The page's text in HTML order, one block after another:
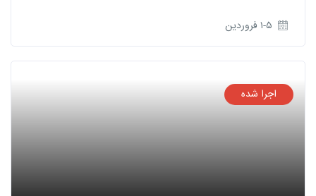
۱-۵ فروردین
اجرا شده